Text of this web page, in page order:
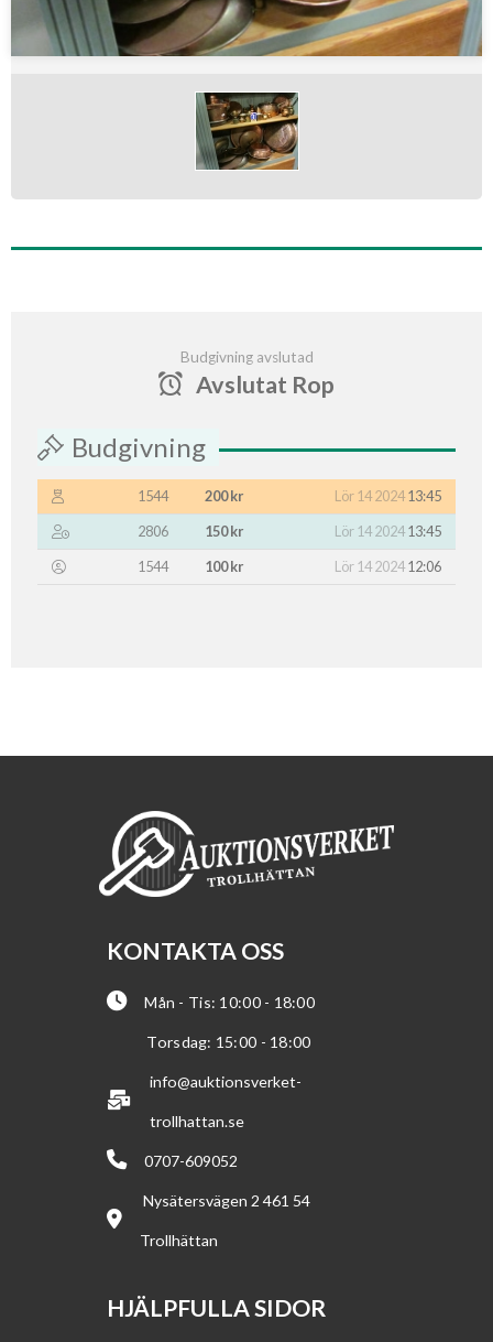
Budgivning avslutad
Avslutat Rop
Budgivning
1544 200 kr Lör 14 202413:45
2806
150 kr Lör 14 202413:45
1544
100 kr Lör 14 202412:06
KONTAKTA OSS
Mån - Tis: 10:00 - 18:00
Torsdag: 15:00 - 18:00
info@auktionsverket-
trollhattan.se
0707-609052
Nysätersvägen 2 461 54
Trollhättan
HJÄLPFULLA SIDOR